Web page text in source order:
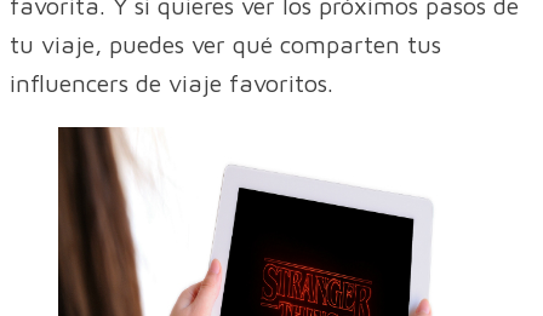
tu viaje, puedes ver qué comparten tus
influencers de viaje favoritos.